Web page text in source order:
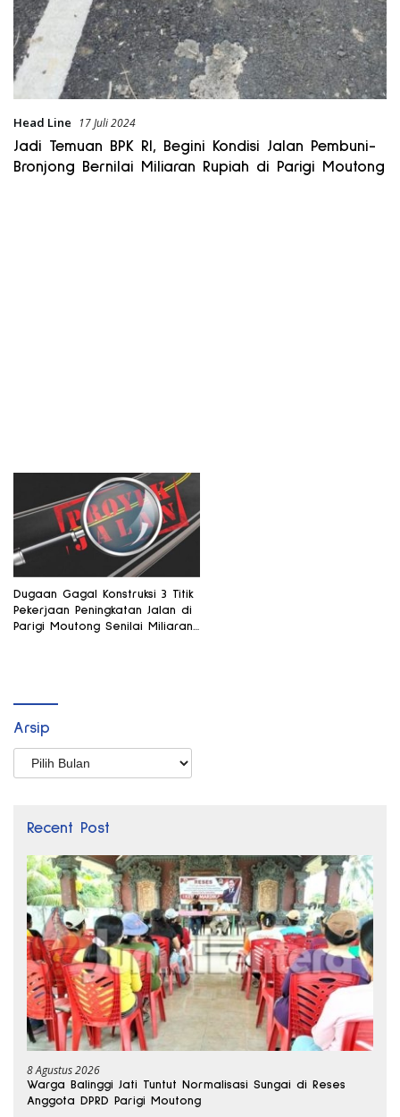
Head Line 17 Juli 2024
Jadi Temuan BPK RI, Begini Kondisi Jalan Pembuni-
Bronjong Bernilai Miliaran Rupiah di Parigi Moutong
Dugaan Gagal Konstruksi 3 Titik
Pekerjaan Peningkatan Jalan di
Parigi Moutong Senilai Miliaran
Arsip
Arsip
Recent Post
8 Agustus 2026
Warga Balinggi Jati Tuntut Normalisasi Sungai di Reses
Anggota DPRD Parigi Moutong